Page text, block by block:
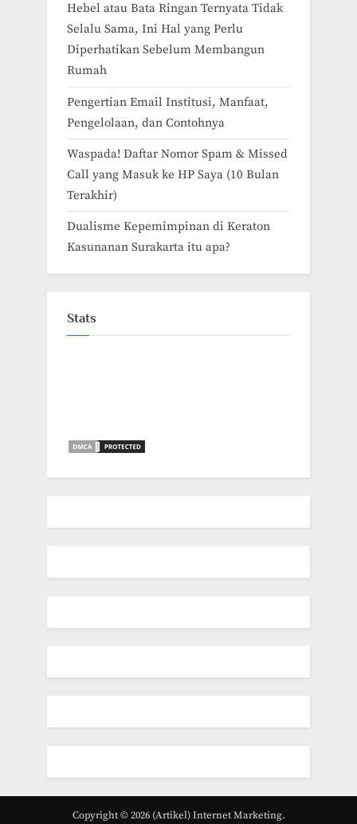
Hebel atau Bata Ringan Ternyata Tidak
Selalu Sama, Ini Hal yang Perlu
Diperhatikan Sebelum Membangun
Rumah
Pengertian Email Institusi, Manfaat,
Pengelolaan, dan Contohnya
Waspada! Daftar Nomor Spam & Missed
Call yang Masuk ke HP Saya (10 Bulan
Terakhir)
Dualisme Kepemimpinan di Keraton
Kasunanan Surakarta itu apa?
Stats
Copyright © 2026 (Artikel) Internet Marketing.